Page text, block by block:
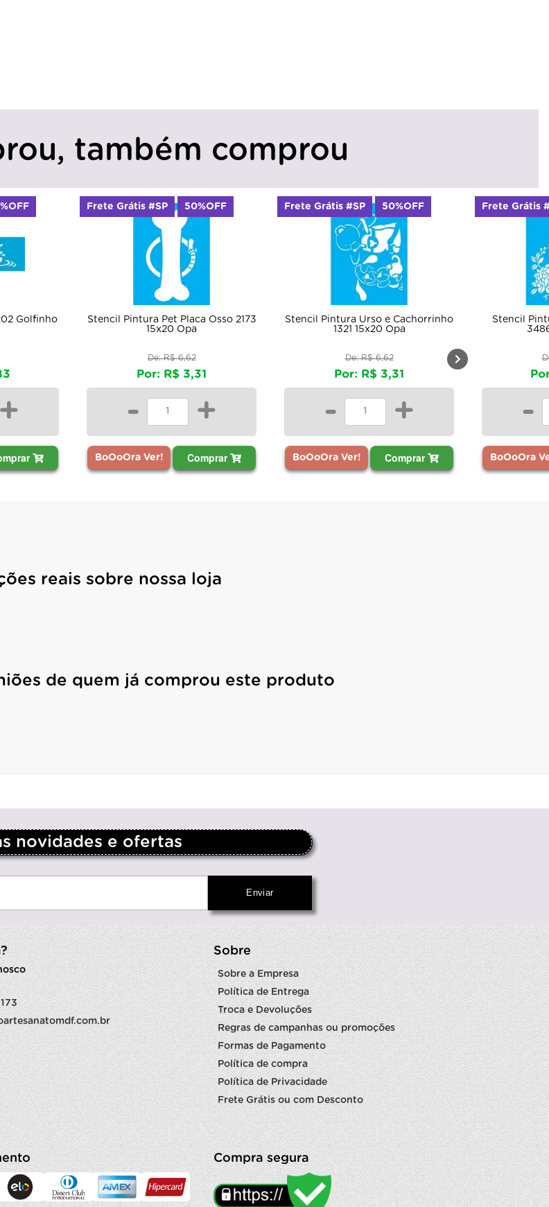
também comprou
Pintura Pet Placa Osso 2173
Ver! Comprar
Grátis #SP 50%OFF
Stencil Pintura Urso e Cachorrinho
BoOoOra Ver! Comprar
Frete Grátis #SP 50%OFF
Stencil Pintura Coelho e Flores
De: R$ 11,06
BoOoOra Ver! Comprar
Frete Grátis #SP 50%OFF
reais sobre nossa loja
de quem já comprou este produto
novidades e ofertas
Sobre
Sobre a Empresa
Política de Entrega
Troca e Devoluções
Regras de campanhas ou promoções
Formas de Pagamento
Política de compra
Política de Privacidade
Frete Grátis ou com Desconto
Compra segura